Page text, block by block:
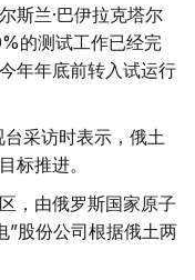
斯兰·巴伊拉克塔尔
的测试工作已经完
年年底前转入试运行
采访时表示，俄土
标推进。
，由俄罗斯国家原子
”股份公司根据俄土两